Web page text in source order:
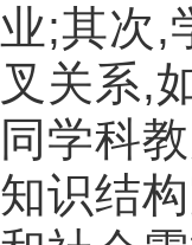
业;其次,
叉关系,
同学科
知识结